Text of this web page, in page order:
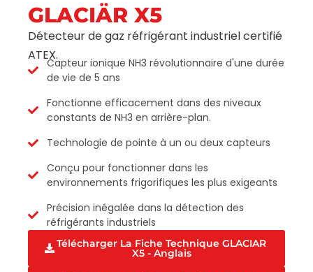
GLACIÄR X5
Détecteur de gaz réfrigérant industriel certifié
ATEX.Capteur ionique NH3 révolutionnaire d'une durée
de vie de 5 ans
Fonctionne efficacement dans des niveaux
constants de NH3 en arrière-plan.
Technologie de pointe à un ou deux capteurs
Conçu pour fonctionner dans les
environnements frigorifiques les plus exigeants
Précision inégalée dans la détection des
réfrigérants industriels
Télécharger La Fiche Technique GLACIAR
X5 - Anglais